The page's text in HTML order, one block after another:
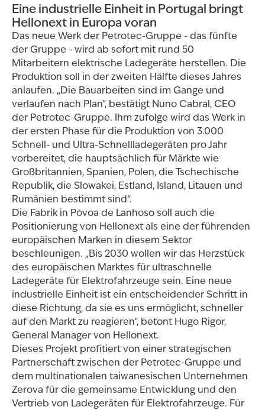
Eine industrielle Einheit in Portugal bringt
Hellonext in Europa voran
Das neue Werk der Petrotec-Gruppe - das fünfte
der Gruppe - wird ab sofort mit rund 50
Mitarbeitern elektrische Ladegeräte herstellen. Die
Produktion soll in der zweiten Hälfte dieses Jahres
anlaufen. „Die Bauarbeiten sind im Gange und
verlaufen nach Plan“, bestätigt Nuno Cabral, CEO
der Petrotec-Gruppe. Ihm zufolge wird das Werk in
der ersten Phase für die Produktion von 3.000
Schnell- und Ultra-Schnellladegeräten pro Jahr
vorbereitet, die hauptsächlich für Märkte wie
Großbritannien, Spanien, Polen, die Tschechische
Republik, die Slowakei, Estland, Island, Litauen und
Rumänien bestimmt sind“.
Die Fabrik in Póvoa de Lanhoso soll auch die
Positionierung von Hellonext als eine der führenden
europäischen Marken in diesem Sektor
beschleunigen. „Bis 2030 wollen wir das Herzstück
des europäischen Marktes für ultraschnelle
Ladegeräte für Elektrofahrzeuge sein. Eine neue
industrielle Einheit ist ein entscheidender Schritt in
diese Richtung, da sie es uns ermöglicht, schneller
auf den Markt zu reagieren“, betont Hugo Rigor,
General Manager von Hellonext.
Dieses Projekt profitiert von einer strategischen
Partnerschaft zwischen der Petrotec-Gruppe und
dem multinationalen taiwanesischen Unternehmen
Zerova für die gemeinsame Entwicklung und den
Vertrieb von Ladegeräten für Elektrofahrzeuge. Für